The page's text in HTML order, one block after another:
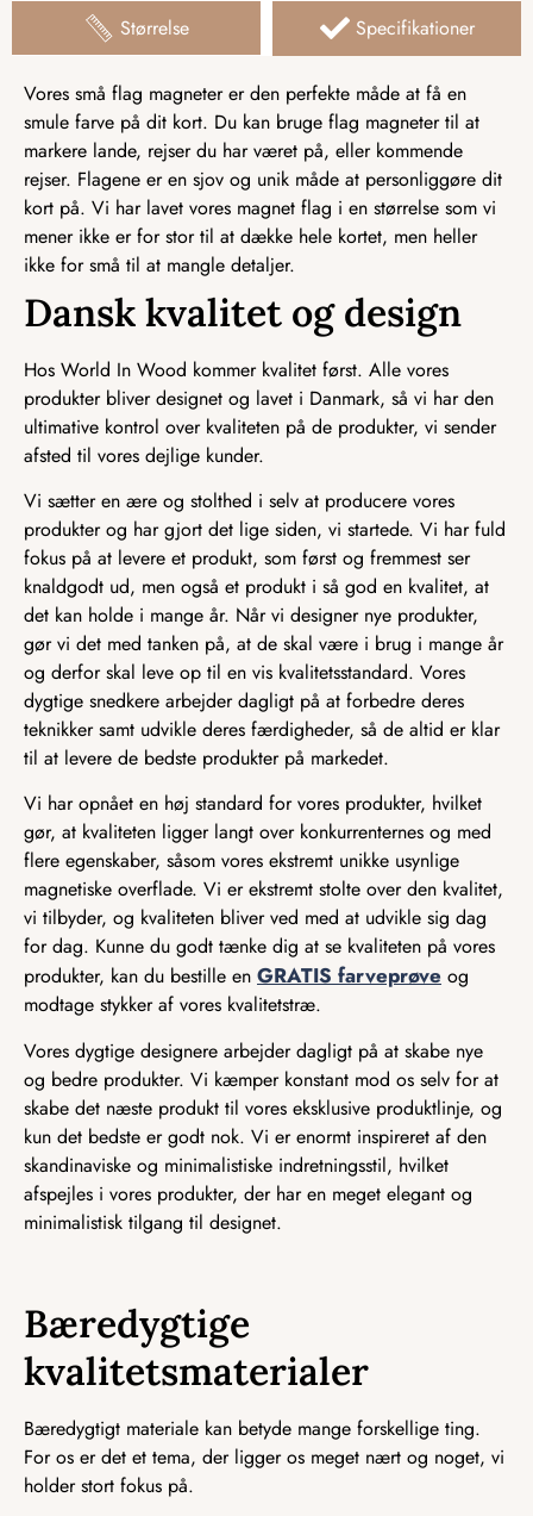
Størrelse Specifikationer
Vores små flag magneter er den perfekte måde at få en
smule farve på dit kort. Du kan bruge flag magneter til at
markere lande, rejser du har været på, eller kommende
rejser. Flagene er en sjov og unik måde at personliggøre dit
kort på. Vi har lavet vores magnet flag i en størrelse som vi
mener ikke er for stor til at dække hele kortet, men heller
ikke for små til at mangle detaljer.
Dansk kvalitet og design
Hos World In Wood kommer kvalitet først. Alle vores
produkter bliver designet og lavet i Danmark, så vi har den
ultimative kontrol over kvaliteten på de produkter, vi sender
afsted til vores dejlige kunder.
Vi sætter en ære og stolthed i selv at producere vores
produkter og har gjort det lige siden, vi startede. Vi har fuld
fokus på at levere et produkt, som først og fremmest ser
knaldgodt ud, men også et produkt i så god en kvalitet, at
det kan holde i mange år. Når vi designer nye produkter,
gør vi det med tanken på, at de skal være i brug i mange år
og derfor skal leve op til en vis kvalitetsstandard. Vores
dygtige snedkere arbejder dagligt på at forbedre deres
teknikker samt udvikle deres færdigheder, så de altid er klar
til at levere de bedste produkter på markedet.
Vi har opnået en høj standard for vores produkter, hvilket
gør, at kvaliteten ligger langt over konkurrenternes og med
flere egenskaber, såsom vores ekstremt unikke usynlige
magnetiske overflade. Vi er ekstremt stolte over den kvalitet,
vi tilbyder, og kvaliteten bliver ved med at udvikle sig dag
for dag. Kunne du godt tænke dig at se kvaliteten på vores
produkter, kan du bestille en GRATIS farveprøve og
modtage stykker af vores kvalitetstræ.
Vores dygtige designere arbejder dagligt på at skabe nye
og bedre produkter. Vi kæmper konstant mod os selv for at
skabe det næste produkt til vores eksklusive produktlinje, og
kun det bedste er godt nok. Vi er enormt inspireret af den
skandinaviske og minimalistiske indretningsstil, hvilket
afspejles i vores produkter, der har en meget elegant og
minimalistisk tilgang til designet.
Bæredygtige
kvalitetsmaterialer
Bæredygtigt materiale kan betyde mange forskellige ting.
For os er det et tema, der ligger os meget nært og noget, vi
holder stort fokus på.